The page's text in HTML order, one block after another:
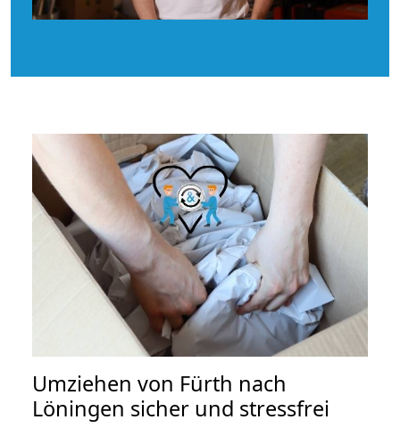
Umziehen von Fürth nach
Löningen sicher und stressfrei